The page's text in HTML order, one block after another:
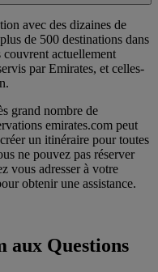
avec des dizaines de
de 500 destinations dans
couvrent actuellement
par Emirates, et celles-
grand nombre de
emirates.com peut
un itinéraire pour toutes
ne pouvez pas réserver
vous adresser à votre
obtenir une assistance.
aux Questions